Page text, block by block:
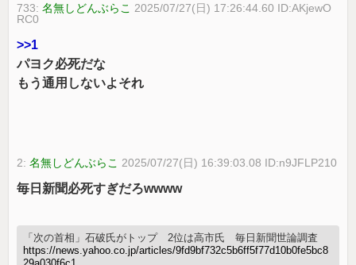
733:名無しどんぶらこ 2025/07/27(日) 17:26:44.60 ID:AKjewO
RC0
>>1
パヨク必死だな
もう通用しないよそれ
2:名無しどんぶらこ 2025/07/27(日) 16:39:03.08 ID:n9JFLP210
毎日新聞必死すぎだろwwww
「次の首相」石破氏がトップ 2位は高市氏 毎日新聞世論調査
https://news.yahoo.co.jp/articles/9fd9bf732c5b6ff5f77d10b0fe5bc8